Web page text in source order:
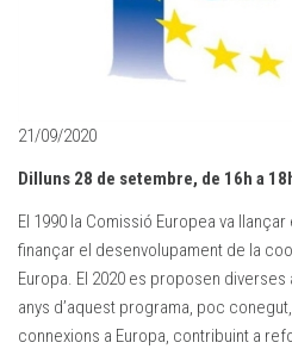
21/09/2020
Dilluns 28 de setembre, de 16h a
El 1990 la Comissió Europea va
finançar el desenvolupament de la
Europa. El 2020 es proposen
anys d’aquest programa, poc
connexions a Europa, contribuint a